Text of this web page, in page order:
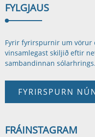
FYLGJAUS
Fyrir fyrirspurnir um vörur
vinsamlegast skiljið eftir
sambandinnan sólarhrings.
FYRIRSPURN
FRÁINSTAGRAM